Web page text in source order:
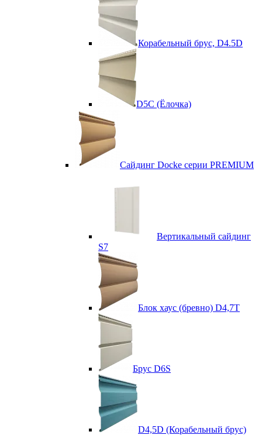
Корабельный брус, D4.5D
D5C (Ёлочка)
Сайдинг Docke серии PREMIUM
Вертикальный сайдинг
S7
Блок хаус (бревно) D4,7T
Брус D6S
D4,5D (Корабельный брус)